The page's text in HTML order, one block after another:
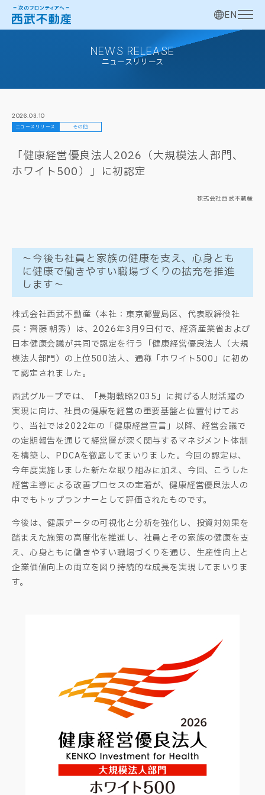
EN
NEWS RELEASE
ニュースリリース
2026.03.10
ニュースリリース その他
「健康経営優良法人2026（大規模法人部門、
ホワイト500）」に初認定
株式会社西武不動産
～今後も社員と家族の健康を支え、心身とも
に健康で働きやすい職場づくりの拡充を推進
します～
株式会社西武不動産（本社：東京都豊島区、代表取締役社
長：齊藤 朝秀）は、2026年3月9日付で、経済産業省および
日本健康会議が共同で認定を行う「健康経営優良法人（大規
模法人部門）の上位500法人、通称「ホワイト500」に初め
て認定されました。
西武グループでは、「長期戦略2035」に掲げる人財活躍の
実現に向け、社員の健康を経営の重要基盤と位置付けてお
り、当社では2022年の「健康経営宣言」以降、経営会議で
の定期報告を通じて経営層が深く関与するマネジメント体制
を構築し、PDCAを徹底してまいりました。今回の認定は、
今年度実施しました新たな取り組みに加え、今回、こうした
経営主導による改善プロセスの定着が、健康経営優良法人の
中でもトップランナーとして評価されたものです。
今後は、健康データの可視化と分析を強化し、投資対効果を
踏まえた施策の高度化を推進し、社員とその家族の健康を支
え、心身ともに働きやすい職場づくりを通じ、生産性向上と
企業価値向上の両立を図り持続的な成長を実現してまいりま
す。